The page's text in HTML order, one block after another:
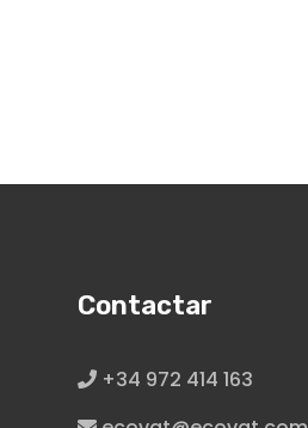
Contactar
+34 972 414 163